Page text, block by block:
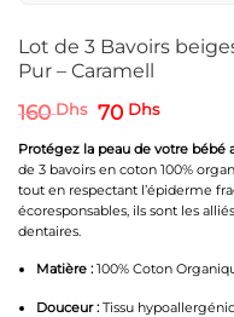
Lot de 3 Bavoirs
Pur – Caramell
160Dhs Le
initial
était :
160 Dhs.
70 DhsLe
actuel
est :
70 Dhs.
Protégez la peau de votre bébé
de 3 bavoirs en coton 100%
tout en respectant l’épiderme
écoresponsables, ils sont les
dentaires.
Matière :100% Coton
Douceur :Tissu